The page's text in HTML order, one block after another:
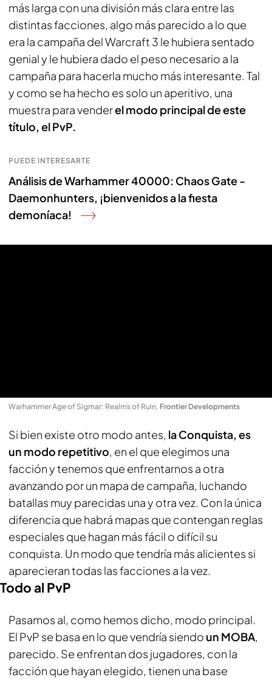
más larga con una división más clara entre las
distintas facciones, algo más parecido a lo que
era la campaña del Warcraft 3 le hubiera sentado
genial y le hubiera dado el peso necesario a la
campaña para hacerla mucho más interesante. Tal
y como se ha hecho es solo un aperitivo, una
muestra para venderel modo principal de este
título, el PvP.
PUEDE INTERESARTE
Análisis de Warhammer 40000: Chaos Gate -
Daemonhunters, ¡bienvenidos a la fiesta
demoníaca!
Warhammer Age of Sigmar: Realms of Ruin. Frontier Developments
Si bien existe otro modo antes, la Conquista, es
un modo repetitivo, en el que elegimos una
facción y tenemos que enfrentarnos a otra
avanzando por un mapa de campaña, luchando
batallas muy parecidas una y otra vez. Con la única
diferencia que habrá mapas que contengan reglas
especiales que hagan más fácil o difícil su
conquista. Un modo que tendría más alicientes si
aparecieran todas las facciones a la vez.
Todo al PvP
Pasamos al, como hemos dicho, modo principal.
El PvP se basa en lo que vendría siendo un MOBA,
parecido. Se enfrentan dos jugadores, con la
facción que hayan elegido, tienen una base